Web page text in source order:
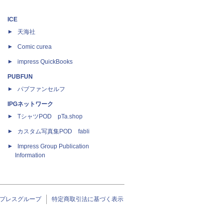
ICE
天海社
Comic curea
impress QuickBooks
PUBFUN
パブファンセルフ
IPGネットワーク
TシャツPOD pTa.shop
カスタム写真集POD fabli
Impress Group Publication
Information
レスグループ 特定商取引法に基づく表示